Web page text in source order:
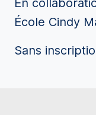
En
École Cindy
Sans